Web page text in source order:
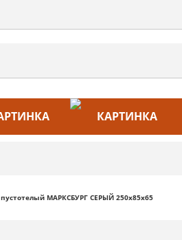
МАРКСБУРГ СЕРЫЙ 250х85х65